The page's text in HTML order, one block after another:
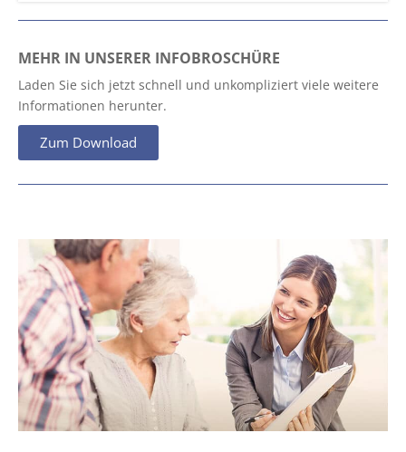
MEHR IN UNSERER INFOBROSCHÜRE
Laden Sie sich jetzt schnell und unkompliziert viele weitere
Informationen herunter.
Zum Download